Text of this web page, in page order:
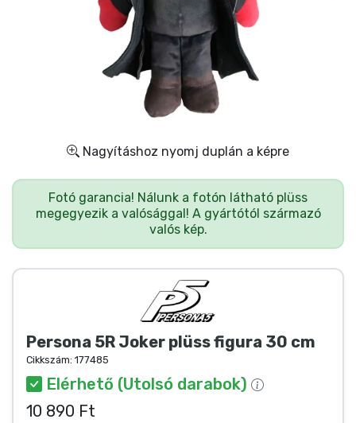
Nagyításhoz nyomj duplán a képre
Fotó garancia! Nálunk a fotón látható plüss
megegyezik a valósággal! A gyártótól származó
valós kép.
Persona 5R Joker plüss figura 30 cm
Cikkszám: 177485
Elérhető (Utolsó darabok)
10 890 Ft
Ajándékkártya
Szállítás és fizetés
Sorozatos cuccok
Mesés cuccok
Animés cuccok
Gamer cuccok
Sportos cuccok
Zenés cuccok
Terméktípusok